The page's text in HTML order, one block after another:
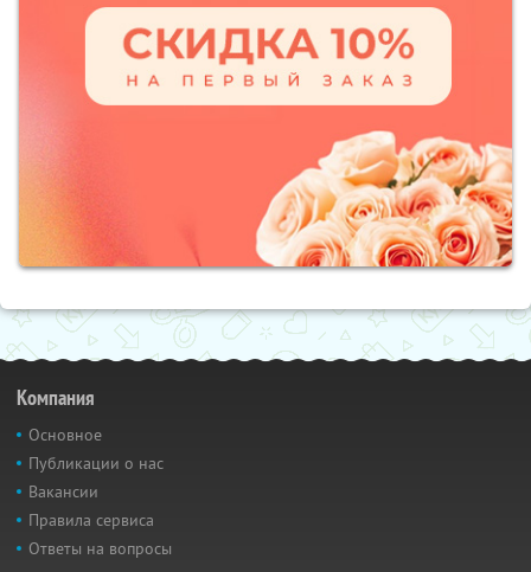
Компания
Основное
Публикации о нас
Вакансии
Правила сервиса
Ответы на вопросы